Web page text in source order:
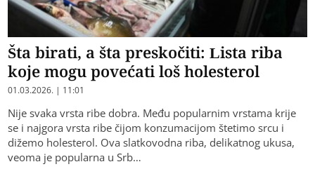
Šta birati, a šta preskočiti: Lista riba
koje mogu povećati loš holesterol
01.03.2026. | 11:01
Nije svaka vrsta ribe dobra. Među popularnim vrstama krije
se i najgora vrsta ribe čijom konzumacijom štetimo srcu i
dižemo holesterol. Ova slatkovodna riba, delikatnog ukusa,
veoma je popularna u Srb…